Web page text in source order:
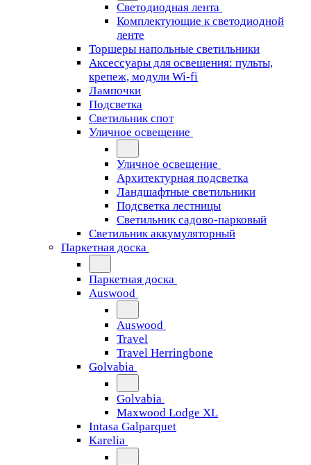
Светодиодная лента
Комплектующие к светодиодной
ленте
Торшеры напольные светильники
Аксессуары для освещения: пульты,
крепеж, модули Wi-fi
Лампочки
Подсветка
Светильник спот
Уличное освещение
Уличное освещение
Архитектурная подсветка
Ландшафтные светильники
Подсветка лестницы
Светильник садово-парковый
Светильник аккумуляторный
Паркетная доска
Паркетная доска
Auswood
Auswood
Travel
Travel Herringbone
Golvabia
Golvabia
Maxwood Lodge XL
Intasa Galparquet
Karelia